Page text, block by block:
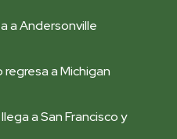
a Andersonville
regresa a Michigan
a San Francisco y